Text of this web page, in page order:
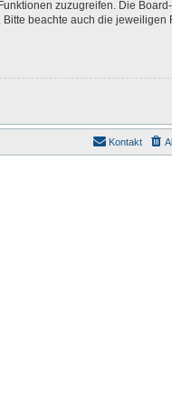
zuzugreifen. Die
beachte auch die
Kontakt